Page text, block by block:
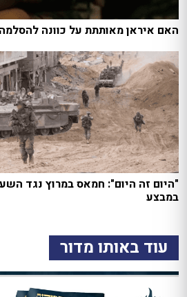
האם איראן מאותתת על כוונה
"היום זה היום": חמאס במרוץ נגד
במבצע
עוד באותו מדור